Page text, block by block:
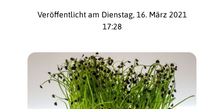
Veröffentlicht am Dienstag, 16. März 2021
17:28